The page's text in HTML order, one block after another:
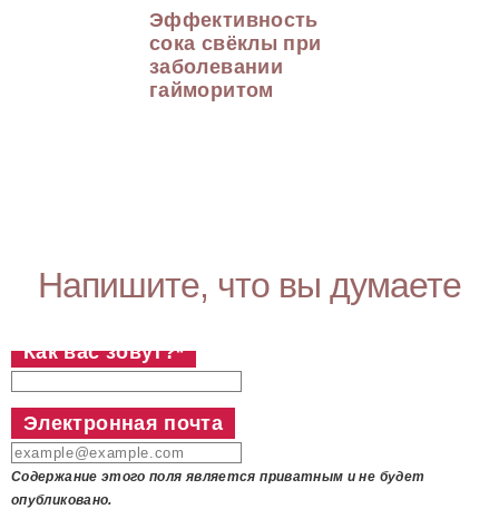
Эффективность
сока свёклы при
заболевании
гайморитом
Напишите, что вы думаете
Как вас зовут?*
Электронная почта
Содержание этого поля является приватным и не будет
опубликовано.